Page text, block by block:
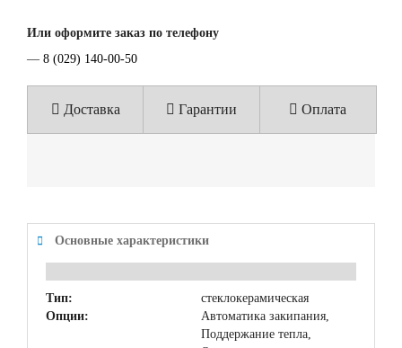
Или оформите заказ по телефону
— 8 (029) 140-00-50
Доставка Гарантии Оплата
Основные характеристики
Тип:
стеклокерамическая
Опции:
Автоматика закипания,
Поддержание тепла,